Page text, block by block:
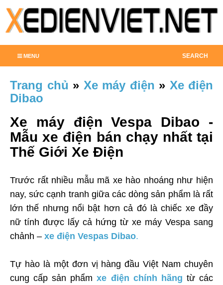
SEARCH
MENU
Trang chủ » Xe máy điện » Xe điện
Dibao
Xe máy điện Vespa Dibao -
Mẫu xe điện bán chạy nhất tại
Thế Giới Xe Điện
Trước rất nhiều mẫu mã xe hào nhoáng như hiện
nay, sức cạnh tranh giữa các dòng sản phẩm là rất
lớn thế nhưng nổi bật hơn cả đó là chiếc xe đầy
nữ tính được lấy cả hứng từ xe máy Vespa sang
chảnh – xe điện Vespas Dibao.
Tự hào là một đơn vị hàng đầu Việt Nam chuyên
cung cấp sản phẩmxe điện chính hãng từ các